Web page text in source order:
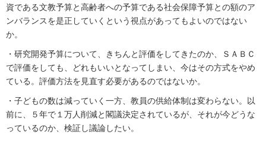
資である文教予算と高齢者への予算である社会保障予算との額のア
ンバランスを是正していくという視点があってもよいのではない
か。
・研究開発予算について、きちんと評価をしてきたのか、ＳＡＢＣ
で評価をしても、どれもいいとなってしまい、今はその方式をやめ
ている。評価方法を見直す必要があるのではないか。
・子どもの数は減っていく一方、教員の供給体制は変わらない。以
前に、５年で１万人削減と閣議決定されているが、それが今どうな
っているのか、検証し議論したい。